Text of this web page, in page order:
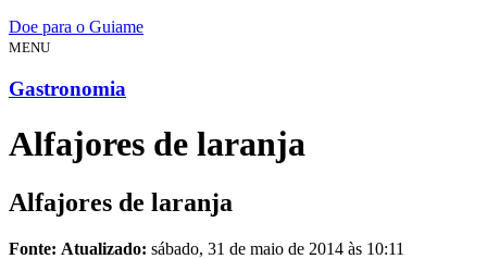
Doe para o Guiame
MENU
Gastronomia
Alfajores de laranja
Alfajores de laranja
Fonte: Atualizado: sábado, 31 de maio de 2014 às 10:11